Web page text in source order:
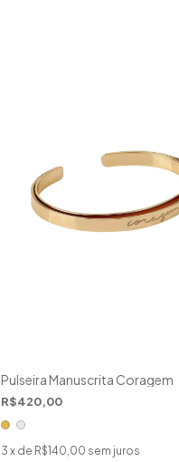
Pulseira Manuscrita Coragem
R$420,00
3 x de R$140,00 sem juros